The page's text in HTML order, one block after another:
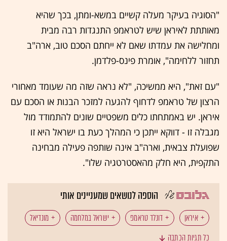
"הסוגיה בעיקר מעלה קשיים במשא-ומתן, בכך שהיא
מאותתת לאיראן שיש לטראמפ התנגדות רבה מבית
ומחלישה את עמדתו שאם לא ייחתם הסכם טוב, ארה"ב
תחזור ללחימה", אומרת פינס-פלדמן.
"עם זאת", היא ממשיכה, "לא נראה שזה מה שעומד מאחורי
הרצון של טראמפ לדחוף להגעה למזכר הבנות או הסכם עם
איראן. יש באמתחתו כלים משפטיים שונים להתמודד מול
מגבלה זו - דווקא ייתכן כי המהלך כעת בו ישראל היא זו
שפועלת צבאית, וארה"ב אינה שותפה פעילה מבחינה
התקפית, היא חלק מהאסטרטגיה שלו".
הוספה לנושאים שמעניינים אותי
איראן דונלד טראמפ ישראל במלחמה מונדיאל
כל תגיות הכתבה